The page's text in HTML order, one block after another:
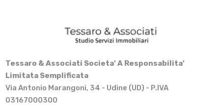
Tessaro & Associati Societa' A Responsabilita'
Limitata Semplificata
Via Antonio Marangoni, 34 - Udine (UD) - P.IVA
03167000300